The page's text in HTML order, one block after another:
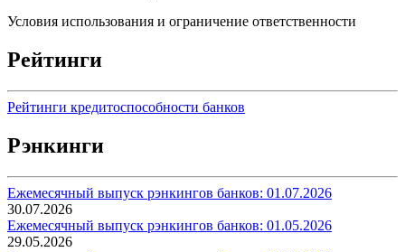
Условия использования и ограничение ответственности
Рейтинги
Рейтинги кредитоспособности банков
Рэнкинги
Ежемесячный выпуск рэнкингов банков: 01.07.2026
30.07.2026
Ежемесячный выпуск рэнкингов банков: 01.05.2026
29.05.2026